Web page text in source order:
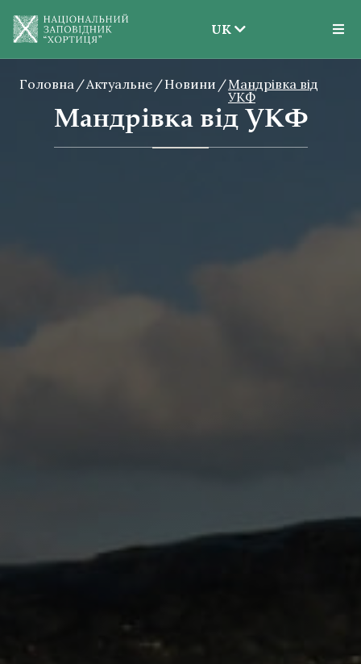
UK
EN
UK
Головна Актуальне Новини
Мандрівка від
УКФ
Мандрівка від УКФ